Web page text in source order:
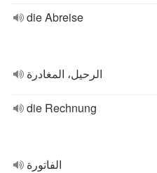
die Abreise
الرحيل، المغادرة
die Rechnung
الفاتورة